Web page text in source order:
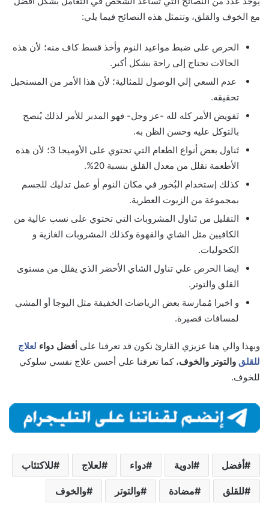
مع الخوف والقلق، وتتمثل هذه النصائح فيما يلي:
الحرص على ضبط مواعيد النوم وأخذ قسط كاف منه؛ لأن هذه
الحالات تحتاج إلى راحة بشكل أكبر.
عدم السعي إلي الوصول للمثالية؛ لأن هذا الأمر من المستحيل
تحقيقه.
تَفويض الأمر كله لله -عز وجل- فهو المدبر للأمر لذلك يُنصح
بالتوكل عليه وحسن الظن به.
تَناول بعض أنواع الطعام التي تحتوي على الأوميجا 3؛ لأن هذه
الأطعمة تقلل من معدل القلق بنسبة 20%.
كذلك إستخدام البُخور في مكان النوم أو عمل تدليك للجسم
بمجموعة من الزيوت العطرية.
التقليل من تَناول المشروبات التي تحتوي على نسب عالية من
الكافيين مثل الشاي والقهوة وكذلك المشروبات الغازية و
الكحوليات.
ايضا الحرص علي تناول الشاي الأخضر الذي يقلل من مستوى
القلق والتوتر.
و اخيرا مُمارسة بعض الرياضات الخفيفة مثل اليوجا أو المشي
لمسافات قصيرة.
وبهذا والي هنا عزيزي القارئ نكون قد تعرفنا على أفضل دواء لعلاج
للقلق والتوتر والخوف، كما تعرفنا علي أحسن علاج نفسي سلوكي
للخوف.
أفضل ادوية دواء لعلاج للاكتئاب
للقلق مضادة والتوتر والخوف